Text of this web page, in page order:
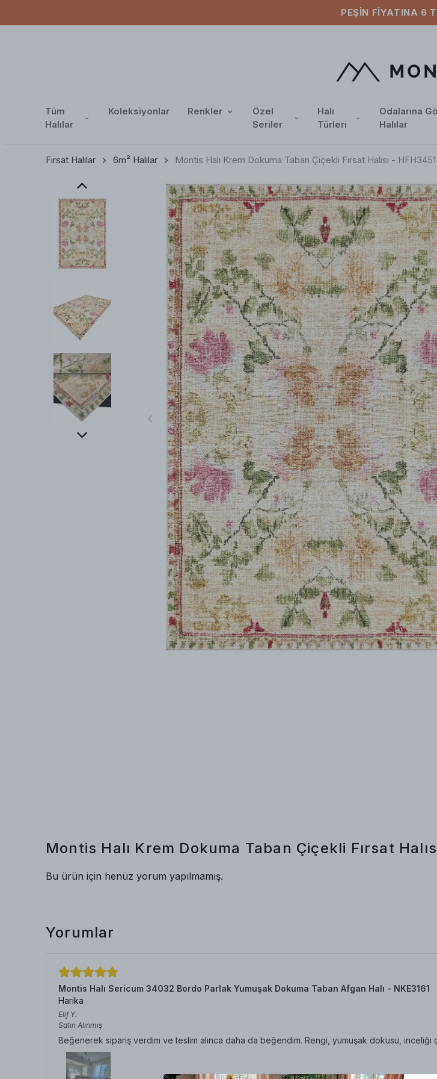
PEŞIN FIYATINA 6
Tüm
Halılar
Koleksiyonlar Renkler
Özel
Seriler
Halı
Türleri
Odalarına
Halılar
Fırsat Halılar 6m² Halılar Montis Halı Krem Dokuma Taban Çiçekli Fırsat Halısı - HFH3451
Montis Halı Krem Dokuma Taban Çiçekli Fırsat
Bu ürün için henüz yorum yapılmamış.
Yorumlar
Montis Halı Sericum 34032 Bordo Parlak Yumuşak Dokuma Taban Afgan Halı - NKE3161
Harika
Elif Y.
Satın Alınmış
Beğenerek sipariş verdim ve teslim alınca daha da beğendim. Rengi, yumuşak dokusu, inceliği